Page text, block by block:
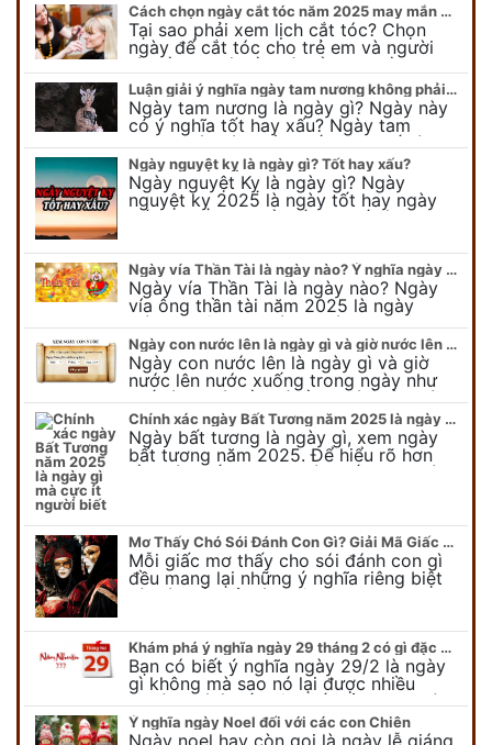
Cách chọn ngày cắt tóc năm 2025 may mắn cho cả trẻ em và người lớn
Tại sao phải xem lịch cắt tóc? Chọn
ngày để cắt tóc cho trẻ em và người
lớn cần lưu ý điều gì để gặp nhiều may
mắn ? Khi…
Luận giải ý nghĩa ngày tam nương không phải ai cũng biết
Ngày tam nương là ngày gì? Ngày này
có ý nghĩa tốt hay xấu? Ngày tam
nương sát có nguồn gốc như thế nào?
Cần kiêng kỵ điều gì khi…
Ngày nguyệt kỵ là ngày gì? Tốt hay xấu?
Ngày nguyệt Kỵ là ngày gì? Ngày
nguyệt kỵ 2025 là ngày tốt hay ngày
xấu, xem ngay để biết chi tiết ý nghĩa
Ngày vía Thần Tài là ngày nào? Ý nghĩa ngày vía Thần Tài năm 2025
Ngày vía Thần Tài là ngày nào? Ngày
vía ông thần tài năm 2025 là ngày
mùng 10 âm lịch hàng tháng. Tại sao
trong ngày này, tất cả mọi…
Ngày con nước lên là ngày gì và giờ nước lên nước xuống trong ngày?
Ngày con nước lên là ngày gì và giờ
nước lên nước xuống trong ngày như
thế nào? Có điều gì cần chú ý về ngày
con nước lên? Đừng…
Chính xác ngày Bất Tương năm 2025 là ngày gì mà cực ít người biết
Ngày bất tương là ngày gì, xem ngày
bất tương năm 2025. Để hiểu rõ hơn
về ngày bất tương, ngày bất tương là
Mơ Thấy Chó Sói Đánh Con Gì? Giải Mã Giấc Mơ Bí Ẩn
Mỗi giấc mơ thấy cho sói đánh con gì
đều mang lại những ý nghĩa riêng biệt
và có thể phản ánh tâm trạng, suy nghĩ
Khám phá ý nghĩa ngày 29 tháng 2 có gì đặc biệt?
Bạn có biết ý nghĩa ngày 29/2 là ngày
gì không mà sao nó lại được nhiều
người chú ý đến vậy. Tất cả mọi người
đều cho rằng đây…
Ý nghĩa ngày Noel đối với các con Chiên
Ngày noel hay còn gọi là ngày lễ giáng